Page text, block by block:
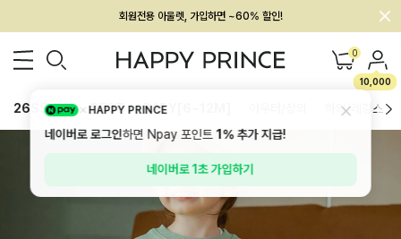
멤버십 최대 28,000원 혜택
0
10,000
26SS 신상 BEST BABY[6~12M] 하의/레깅스
HAPPY PRINCE
네이버로 로그인하면 Npay 포인트1%추가 지급!
네이버로 1초 가입하기